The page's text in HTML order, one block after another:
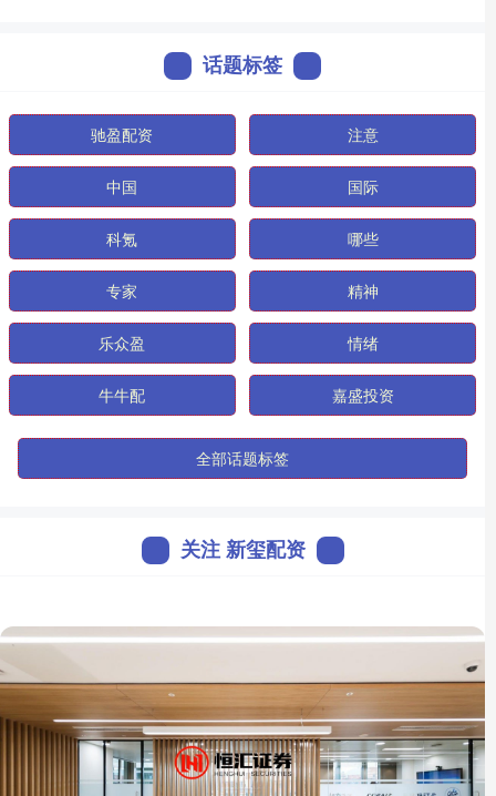
话题标签
驰盈配资 注意
中国 国际
科氪 哪些
专家 精神
乐众盈 情绪
牛牛配 嘉盛投资
全部话题标签
关注 新玺配资